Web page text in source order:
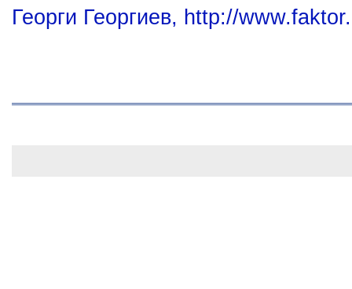
Георги Георгиев, http://